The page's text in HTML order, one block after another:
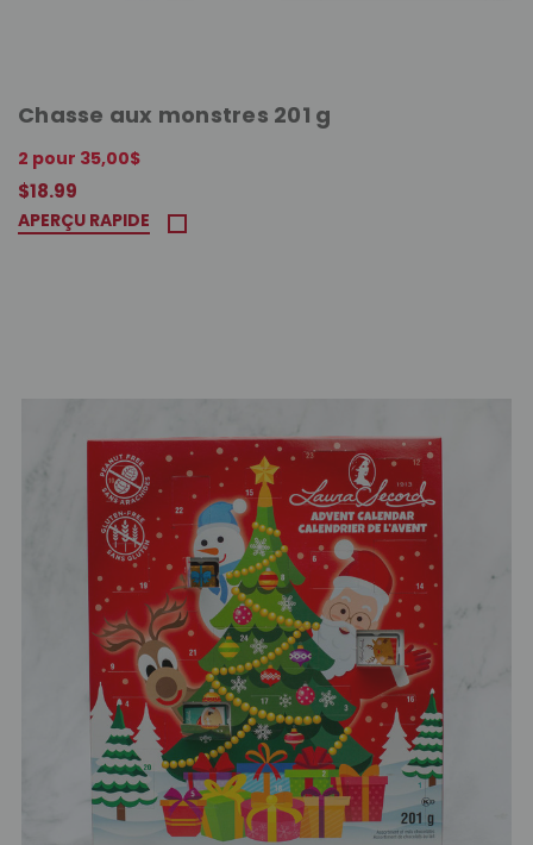
Chasse aux monstres 201 g
2 pour 35,00$
$18.99
APERÇU RAPIDE